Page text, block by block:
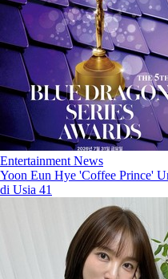
Entertainment News
Yoon Eun Hye 'Coffee Prince'
di Usia 41